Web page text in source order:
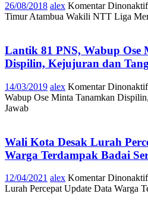
26/08/2018 alex Komentar
Timur Atambua Wakili NTT Liga
Lantik 81 PNS, Wabup Ose
Dispilin, Kejujuran dan
14/03/2019 alex Komentar
Wabup Ose Minta Tanamkan
Jawab
Wali Kota Desak Lurah
Warga Terdampak Badai
12/04/2021 alex Komentar
Lurah Percepat Update Data Warga